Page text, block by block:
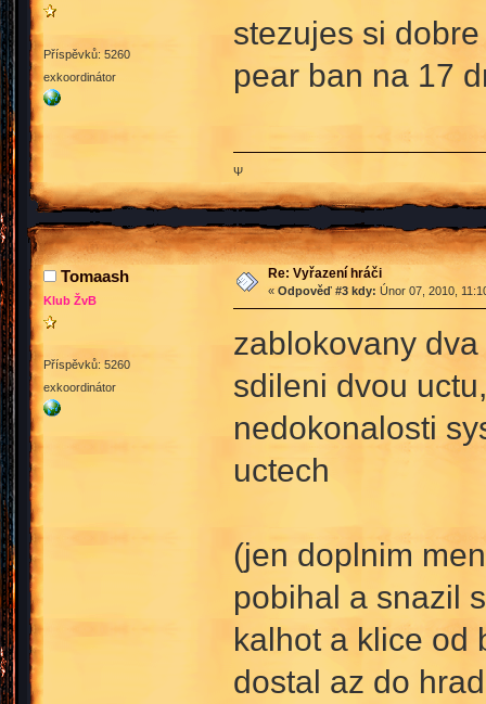
Příspěvků: 5260
exkoordinátor
stezujes si
pear ban na 17
Ψ
Tomaash
Klub ŽvB
Příspěvků: 5260
exkoordinátor
Re: Vyřazení hráči
« Odpověď #3 kdy: Únor 07, 2010,
zablokovany
sdileni dvou
nedokonalosti
uctech
(jen doplnim
pobihal a snazil
kalhot a klice od
dostal az do